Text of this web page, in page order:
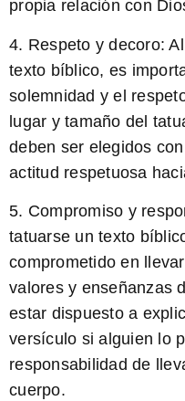
propia relación con
4. Respeto y decoro:
texto bíblico, es
solemnidad y el
lugar y tamaño del
deben ser elegidos
actitud respetuosa
5. Compromiso y
tatuarse un texto
comprometido en
valores y enseñanzas
estar dispuesto a
versículo si alguien lo
responsabilidad de
cuerpo.